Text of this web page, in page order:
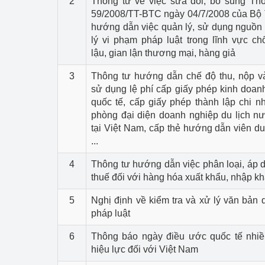
hiệu quả
Khoa học, công
Thông báo
Bảo vệ môi trường
Bảo vệ nền tảng tư
Xúc tiến thương mại
Thị trường nước
Thị trường trong
Ngành Công
59/2008/TT-BTC ngày 04/7/2008 của Bộ
hướng dẫn việc quản lý, sử dụng
lý vi phạm pháp luật trong lĩnh vực
lậu, gian lận thương mại, hàng giả
3
Thông tư hướng dẫn chế độ thu, nộp
sử dụng lệ phí cấp giấy phép kinh
quốc tế, cấp giấy phép thành lập chi
phòng đại diện doanh nghiệp du lịch
tại Việt Nam, cấp thẻ hướng dẫn viên
...
4
Thông tư hướng dẫn việc phân loại, áp
thuế đối với hàng hóa xuất khẩu, nhập
5
Nghị định về kiểm tra và xử lý văn bản
pháp luật
6
Thông báo ngày điều ước quốc tế
hiệu lực đối với Việt Nam